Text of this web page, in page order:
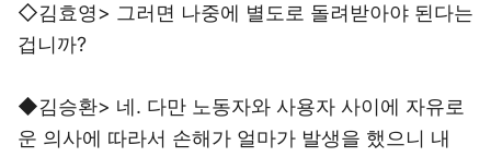
◇김효영> 그러면 나중에 별도로 돌려받아야 된다는
겁니까?
◆김승환> 네. 다만 노동자와 사용자 사이에 자유로
운 의사에 따라서 손해가 얼마가 발생을 했으니 내